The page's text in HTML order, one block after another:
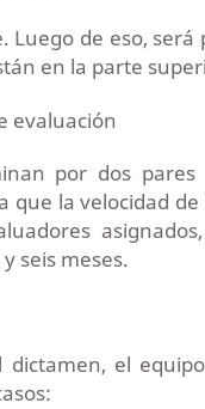
Luego de eso,
en la parte
evaluación
por dos
que la velocidad
seis meses.
dictamen, el